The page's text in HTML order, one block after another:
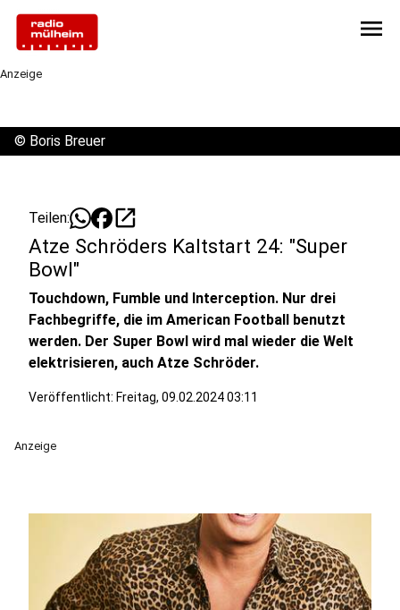
menu
Anzeige
© Boris Breuer
Teilen: open_in_new
Atze Schröders Kaltstart 24: "Super
Bowl"
Touchdown, Fumble und Interception. Nur drei
Fachbegriffe, die im American Football benutzt
werden. Der Super Bowl wird mal wieder die Welt
elektrisieren, auch Atze Schröder.
Veröffentlicht: Freitag, 09.02.2024 03:11
Anzeige